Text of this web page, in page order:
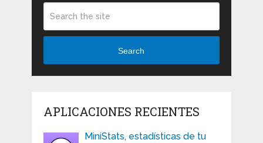
Search
APLICACIONES RECIENTES
MiniStats, estadísticas de tu